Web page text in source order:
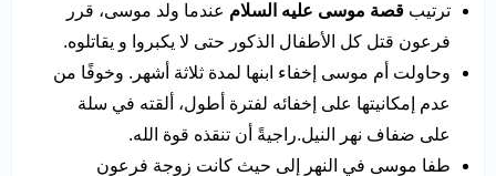
ترتيب قصة موسى عليه السلام عندما ولد موسى، قرر
فرعون قتل كل الأطفال الذكور حتى لا يكبروا و يقاتلوه.
وحاولت أم موسى إخفاء ابنها لمدة ثلاثة أشهر. وخوفًا من
عدم إمكانيتها على إخفائه لفترة أطول، ألقته في سلة
على ضفاف نهر النيل.راجيةً أن تنقذه قوة الله.
طفا موسى في النهر إلى حيث كانت زوجة فرعون